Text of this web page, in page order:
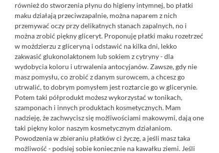
również do stworzenia płynu do higieny intymnej, bo płatki
maku działają przeciwzapalnie, można naparem z nich
przemywać oczy przy delikatnych stanach zapalnych, no i
można zrobić piękny gliceryt. Proponuję płatki maku rozetrzeć
w moździerzu z gliceryną i odstawić na kilka dni, lekko
zakwasić glukonolaktonem lub sokiem z cytryny - dla
wydobycia koloru i utrwalenia antocyjanów. Zawsze, gdy nie
masz pomysłu, co zrobić z danym surowcem, a chcesz go
utrwalić, to dobrym pomysłem jest roztarcie go w glicerynie.
Potem taki półprodukt możesz wykorzystać w tonikach,
szamponach i innych produktach kosmetycznych. Mam
nadzieję, że zachwycisz się możliwościami makowymi, dają one
taki piękny kolor naszym kosmetycznym działaniom.
Powodzenia w zbieraniu płatków ci życzę, a jeśli masz taka
możliwość - podsiej sobie koniecznie na kawałku ziemi. Jeśli